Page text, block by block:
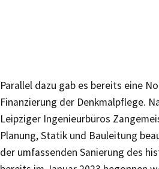
Parallel dazu gab es bereits eine
Finanzierung der Denkmalpflege.
Leipziger Ingenieurbüros
Planung, Statik und Bauleitung
der umfassenden Sanierung des